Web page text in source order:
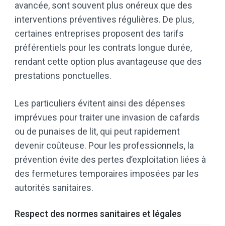
avancée, sont souvent plus onéreux que des
interventions préventives régulières. De plus,
certaines entreprises proposent des tarifs
préférentiels pour les contrats longue durée,
rendant cette option plus avantageuse que des
prestations ponctuelles.
Les particuliers évitent ainsi des dépenses
imprévues pour traiter une invasion de cafards
ou de punaises de lit, qui peut rapidement
devenir coûteuse. Pour les professionnels, la
prévention évite des pertes d’exploitation liées à
des fermetures temporaires imposées par les
autorités sanitaires.
Respect des normes sanitaires et légales